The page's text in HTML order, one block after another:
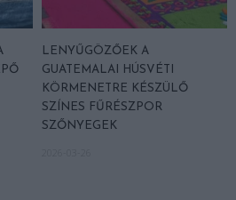
LENYŰGÖZŐEK A
GUATEMALAI HÚSVÉTI
KÖRMENETRE KÉSZÜLŐ
SZÍNES FŰRÉSZPOR
SZŐNYEGEK